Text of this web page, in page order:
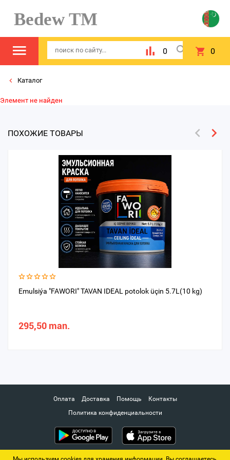
Bedew TM
0 0
Каталог
Элемент не найден
ПОХОЖИЕ ТОВАРЫ
Emulsiýa "FAWORI" TAVAN IDEAL potolok üçin 5.7L(10 kg)
295,50 man.
Оплата Доставка Помощь
Контакты
Политика конфиденциальности